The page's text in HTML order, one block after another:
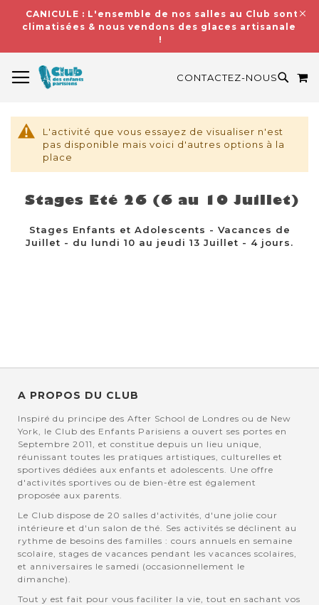
CANICULE : L'ensemble de nos salles au Club sont
climatisées & nous vendons des glaces artisanales
!
CONTACTEZ-NOUS
L'activité que vous essayez de visualiser n'est
pas disponible mais voici d'autres options à la
place
Stages Eté 26 (6 au 10 Juillet)
Stages Enfants et Adolescents - Vacances de
Juillet - du lundi 10 au jeudi 13 Juillet - 4 jours.
A PROPOS DU CLUB
Inspiré du principe des After School de Londres ou de New
York, le Club des Enfants Parisiens a ouvert ses portes en
Septembre 2011, et constitue depuis un lieu unique,
réunissant toutes les pratiques artistiques, culturelles et
sportives dédiées aux enfants et adolescents. Une offre
d'activités sportives ou de bien-être est également
proposée aux parents.
Le Club dispose de 20 salles d'activités, d'une jolie cour
intérieure et d'un salon de thé. Ses activités se déclinent au
rythme de besoins des familles : cours annuels en semaine
scolaire, stages de vacances pendant les vacances scolaires,
et anniversaires le samedi (occasionnellement le
dimanche).
Tout y est fait pour vous faciliter la vie, tout en sachant vos